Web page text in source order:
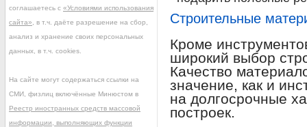
Строительные
Кроме
широкий выбор
Качество
значение, как и
на долгосрочные
построек.
соглашаетесь с «Условиями использования
сайта» , в т.ч. даёте разрешение на сбор,
анализ и хранение своих персональных
данных, в т.ч. cookies.
На сайте могут содержаться ссылки на
СМИ, физлиц включённые Минюстом в
Реестр иностранных средств массовой
информации, выполняющих функции